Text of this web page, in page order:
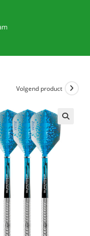
Volgend product